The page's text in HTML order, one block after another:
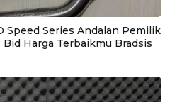
Speed Series Andalan Pemilik
Harga Terbaikmu Bradsis